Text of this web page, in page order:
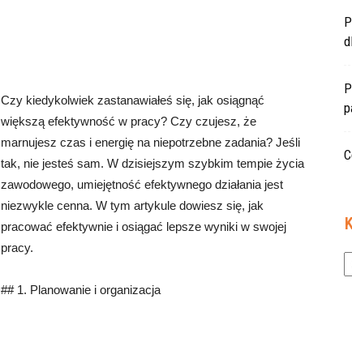
Czy kiedykolwiek zastanawiałeś się, jak osiągnąć
większą efektywność w pracy? Czy czujesz, że
marnujesz czas i energię na niepotrzebne zadania? Jeśli
tak, nie jesteś sam. W dzisiejszym szybkim tempie życia
zawodowego, umiejętność efektywnego działania jest
niezwykle cenna. W tym artykule dowiesz się, jak
pracować efektywnie i osiągać lepsze wyniki w swojej
pracy.
## 1. Planowanie i organizacja